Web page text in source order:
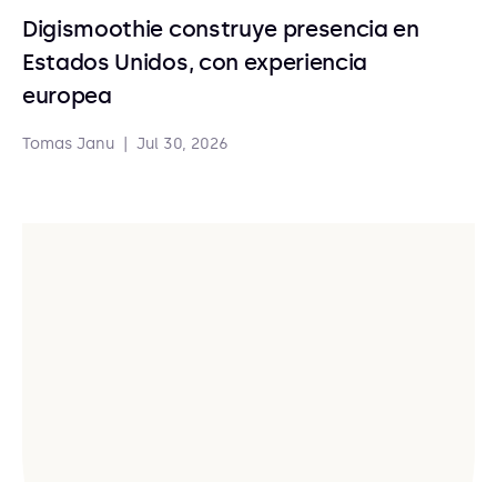
Digismoothie construye presencia en
Estados Unidos, con experiencia
europea
Tomas Janu Jul 30, 2026